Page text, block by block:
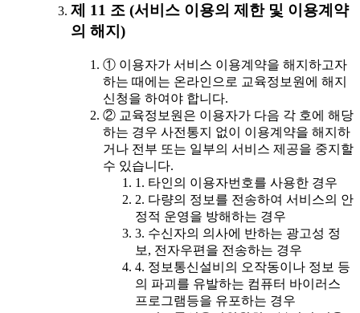
제 11 조 (서비스 이용의 제한 및 이용계약
의 해지)
① 이용자가 서비스 이용계약을 해지하고자
하는 때에는 온라인으로 교육정보원에 해지
신청을 하여야 합니다.
② 교육정보원은 이용자가 다음 각 호에 해당
하는 경우 사전통지 없이 이용계약을 해지하
거나 전부 또는 일부의 서비스 제공을 중지할
수 있습니다.
1. 타인의 이용자번호를 사용한 경우
2. 다량의 정보를 전송하여 서비스의 안
정적 운영을 방해하는 경우
3. 수신자의 의사에 반하는 광고성 정
보, 전자우편을 전송하는 경우
4. 정보통신설비의 오작동이나 정보 등
의 파괴를 유발하는 컴퓨터 바이러스
프로그램등을 유포하는 경우